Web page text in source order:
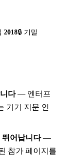
2018🔒 기밀
다— 엔터프
기기 지문 인
뛰어납니다—
참가 페이지를